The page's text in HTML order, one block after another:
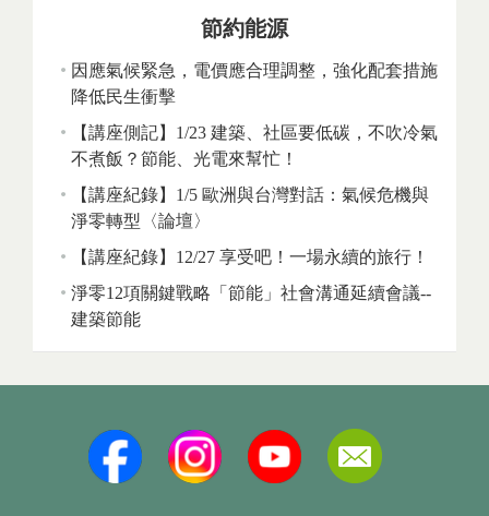
節約能源
因應氣候緊急，電價應合理調整，強化配套措施
降低民生衝擊
【講座側記】1/23 建築、社區要低碳，不吹冷氣
不煮飯？節能、光電來幫忙！
【講座紀錄】1/5 歐洲與台灣對話：氣候危機與
淨零轉型〈論壇〉
【講座紀錄】12/27 享受吧！一場永續的旅行！
淨零12項關鍵戰略「節能」社會溝通延續會議--
建築節能